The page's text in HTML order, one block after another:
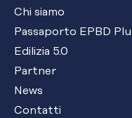
Chi siamo
Passaporto EPBD
Edilizia 5.0
Partner
News
Contatti